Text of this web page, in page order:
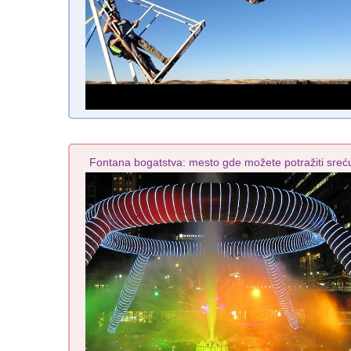
Fontana bogatstva: mesto gde možete potražiti